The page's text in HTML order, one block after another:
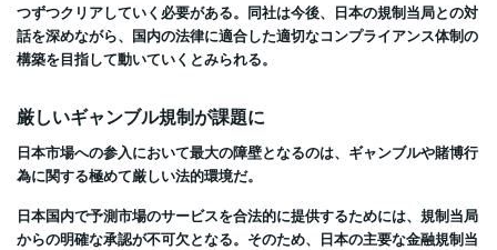
つずつクリアしていく必要がある。同社は今後、日本の規制当局との対
話を深めながら、国内の法律に適合した適切なコンプライアンス体制の
構築を目指して動いていくとみられる。
厳しいギャンブル規制が課題に
日本市場への参入において最大の障壁となるのは、ギャンブルや賭博行
為に関する極めて厳しい法的環境だ。
日本国内で予測市場のサービスを合法的に提供するためには、規制当局
からの明確な承認が不可欠となる。そのため、日本の主要な金融規制当